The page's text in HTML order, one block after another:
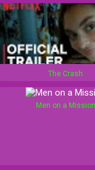
The Crash
Men on a Mission